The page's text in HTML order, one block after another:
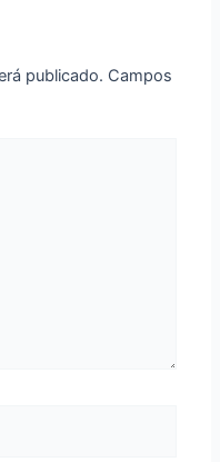
publicado. Campos